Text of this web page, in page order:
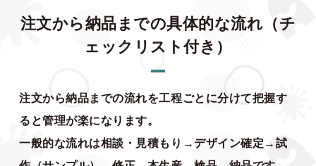
注文から納品までの具体的な流れ（チ
ェックリスト付き）
注文から納品までの流れを工程ごとに分けて把握す
ると管理が楽になります。
一般的な流れは相談・見積もり→デザイン確定→試